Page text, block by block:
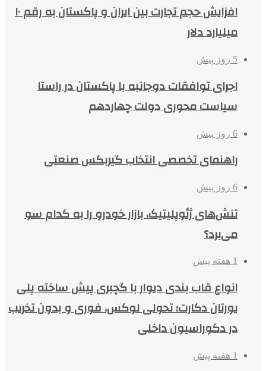
افزایش حجم تجارت بین ایران و پاکستان به رقم ۱۰
میلیارد دلار
5 روز پیش
اجرای توافقات دوجانبه با پاکستان در راستا
سیاست محوری دولت چهاردهم
6 روز پیش
راهنمای تخصصی انتخاب گیربکس صنعتی
6 روز پیش
تنش‌های ژئوپلیتیک، بازار خودرو را به کدام سو
می‌برد؟
1 هفته پیش
انواع قاب بندی دیوار با گچبری پیش ساخته پلی
یورتان دکارت؛ تحولی لوکس، فوری و بدون تخریب
در دکوراسیون داخلی
1 هفته پیش